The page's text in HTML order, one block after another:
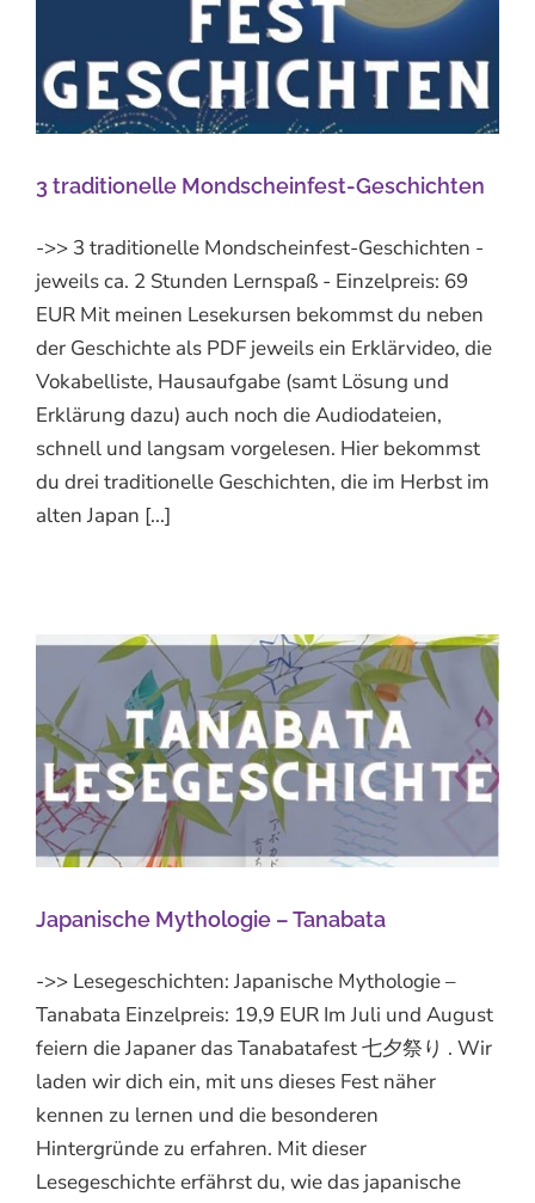
3 traditionelle Mondscheinfest-Geschichten
->> 3 traditionelle Mondscheinfest-Geschichten -
jeweils ca. 2 Stunden Lernspaß - Einzelpreis: 69
EUR Mit meinen Lesekursen bekommst du neben
der Geschichte als PDF jeweils ein Erklärvideo, die
Vokabelliste, Hausaufgabe (samt Lösung und
Erklärung dazu) auch noch die Audiodateien,
schnell und langsam vorgelesen. Hier bekommst
du drei traditionelle Geschichten, die im Herbst im
alten Japan [...]
Japanische Mythologie – Tanabata
->> Lesegeschichten: Japanische Mythologie –
Tanabata Einzelpreis: 19,9 EUR Im Juli und August
feiern die Japaner das Tanabatafest 七夕祭り . Wir
laden wir dich ein, mit uns dieses Fest näher
kennen zu lernen und die besonderen
Hintergründe zu erfahren. Mit dieser
Lesegeschichte erfährst du, wie das japanische